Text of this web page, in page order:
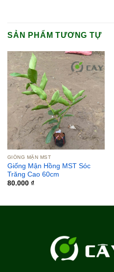
SẢN PHẨM TƯƠNG TỰ
GIỐNG MẬN MST
Giống Mận Hồng MST Sóc
Trăng Cao 60cm
80.000 ₫